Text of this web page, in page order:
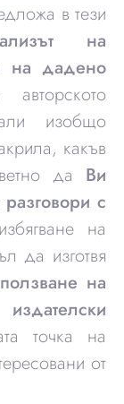
в тези
на
на дадено
изобщо
какъв
да Ви
с
на
да изготвя
на
точка на
от